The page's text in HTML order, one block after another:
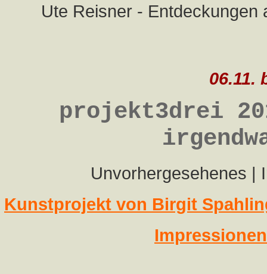
Ute Reisner - Entdeckungen
06.11.
projekt3drei
Unvorhergesehenes |
Kunstprojekt von Birgit